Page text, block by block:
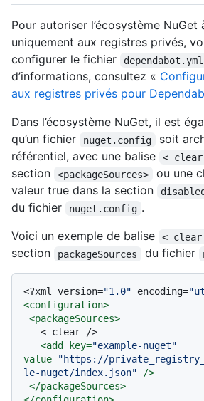
Pour autoriser l’écosystème NuGet
uniquement aux registres privés,
configurer le fichier
dependabot.yml
d’informations, consultez «
aux registres privés pour
Dans l’écosystème NuGet, il est
qu’un fichier
nuget.config
soit
référentiel, avec une balise
<
section
<packageSources> ou une
valeur true dans la section
du fichier nuget.config .
Voici un exemple de balise
<
section
packageSources du fichier
<?xml version="1.0" encoding=
<configuration>
<packageSources>
<add key="example-nuget"
value="https://
le-nuget/index.json" />
</packageSources>